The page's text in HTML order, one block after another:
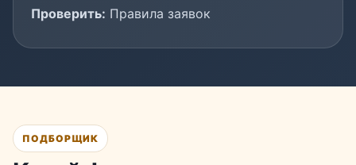
Проверить: Правила заявок
ПОДБОРЩИК